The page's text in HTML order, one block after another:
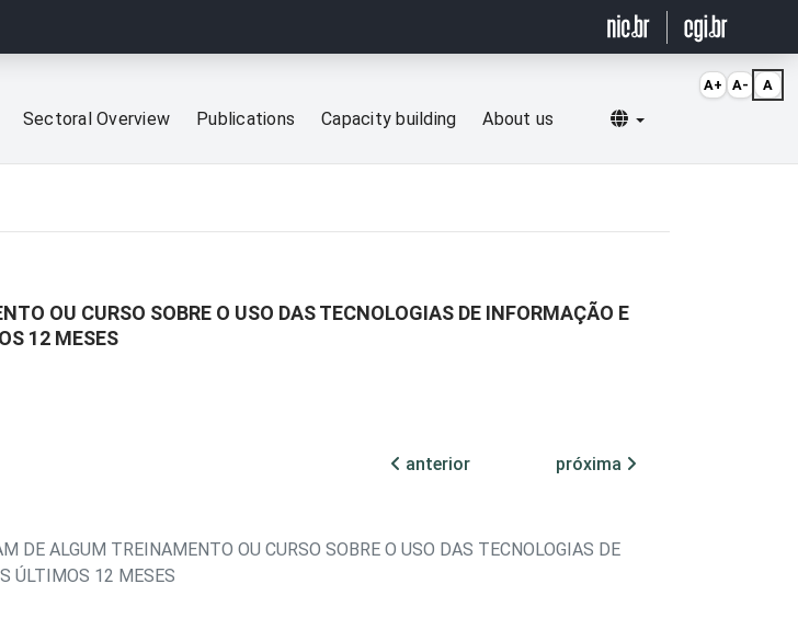
Sectoral Overview Publications Capacity building About us Selecionar idioma
OU CURSO SOBRE O USO DAS TECNOLOGIAS DE INFORMAÇÃO E
12 MESES
anterior
próxima
DE ALGUM TREINAMENTO OU CURSO SOBRE O USO DAS TECNOLOGIAS DE
ÚLTIMOS 12 MESES
A+ A- A